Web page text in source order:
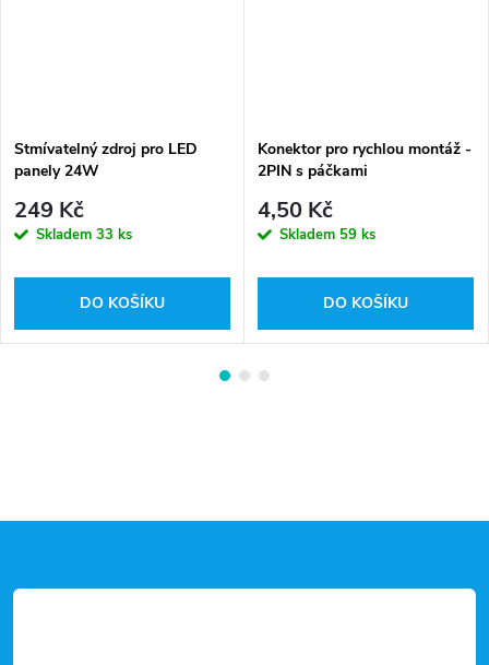
Stmívatelný zdroj pro LED
panely 24W
249 Kč
Skladem 33 ks
DO KOŠÍKU
Konektor pro rychlou montáž -
2PIN s páčkami
4,50 Kč
Skladem 59 ks
DO KOŠÍKU
á